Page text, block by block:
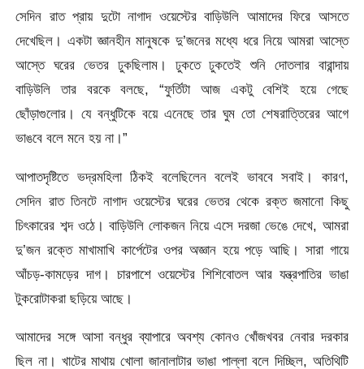
সেদিন রাত প্রায় দুটো নাগাদ ওয়েস্টের বাড়িউলি আমাদের ফিরে আসতে
দেখেছিল। একটা জ্ঞানহীন মানুষকে দু’জনের মধ্যে ধরে নিয়ে আমরা আস্তে
আস্তে ঘরের ভেতর ঢুকছিলাম। ঢুকতে ঢুকতেই শুনি দোতলার বারান্দায়
বাড়িউলি তার বরকে বলছে, “ফুর্তিটা আজ একটু বেশিই হয়ে গেছে
ছোঁড়াগুলোর। যে বন্ধুটিকে বয়ে এনেছে তার ঘুম তো শেষরাত্তিরের আগে
ভাঙবে বলে মনে হয় না।”
আপাতদৃষ্টিতে ভদ্রমহিলা ঠিকই বলেছিলেন বলেই ভাববে সবাই। কারণ,
সেদিন রাত তিনটে নাগাদ ওয়েস্টের ঘরের ভেতর থেকে রক্ত জমানো কিছু
চিৎকারের শব্দ ওঠে। বাড়িউলি লোকজন নিয়ে এসে দরজা ভেঙে দেখে, আমরা
দু’জন রক্তে মাখামাখি কার্পেটের ওপর অজ্ঞান হয়ে পড়ে আছি। সারা গায়ে
আঁচড়-কামড়ের দাগ। চারপাশে ওয়েস্টের শিশিবোতল আর যন্ত্রপাতির ভাঙা
টুকরোটাকরা ছড়িয়ে আছে।
আমাদের সঙ্গে আসা বন্ধুর ব্যাপারে অবশ্য কোনও খোঁজখবর নেবার দরকার
ছিল না। খাটের মাথায় খোলা জানালাটার ভাঙা পাল্লা বলে দিচ্ছিল, অতিথিটি